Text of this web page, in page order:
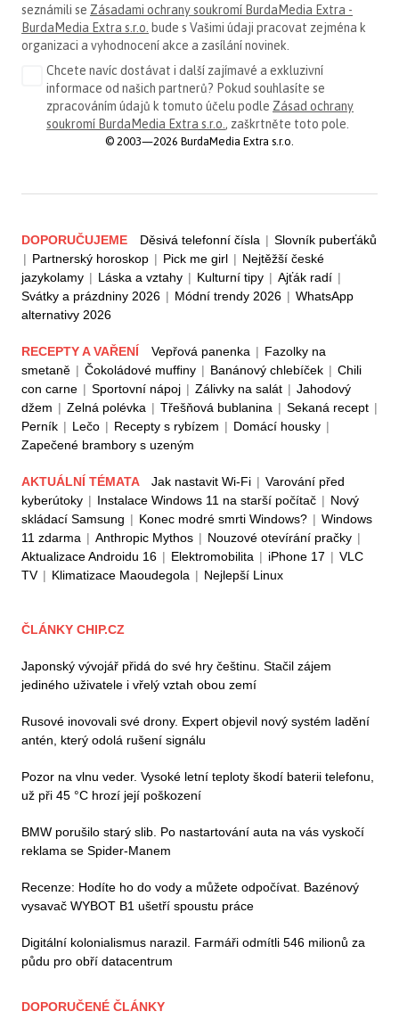
seznámili se Zásadami ochrany soukromí BurdaMedia Extra -
BurdaMedia Extra s.r.o. bude s Vašimi údaji pracovat zejména k
organizaci a vyhodnocení akce a zasílání novinek.
Chcete navíc dostávat i další zajímavé a exkluzivní
informace od našich partnerů? Pokud souhlasíte se
zpracováním údajů k tomuto účelu podle Zásad ochrany
soukromí BurdaMedia Extra s.r.o., zaškrtněte toto pole.
© 2003—2026 BurdaMedia Extra s.r.o.
DOPORUČUJEME Děsivá telefonní čísla | Slovník puberťáků
| Partnerský horoskop | Pick me girl | Nejtěžší české
jazykolamy | Láska a vztahy | Kulturní tipy | Ajťák radí |
Svátky a prázdniny 2026 | Módní trendy 2026 | WhatsApp
alternativy 2026
RECEPTY A VAŘENÍ Vepřová panenka | Fazolky na
smetaně | Čokoládové muffiny | Banánový chlebíček | Chili
con carne | Sportovní nápoj | Zálivky na salát | Jahodový
džem | Zelná polévka | Třešňová bublanina | Sekaná recept |
Perník | Lečo | Recepty s rybízem | Domácí housky |
Zapečené brambory s uzeným
AKTUÁLNÍ TÉMATA Jak nastavit Wi-Fi | Varování před
kyberútoky | Instalace Windows 11 na starší počítač | Nový
skládací Samsung | Konec modré smrti Windows? | Windows
11 zdarma | Anthropic Mythos | Nouzové otevírání pračky |
Aktualizace Androidu 16 | Elektromobilita | iPhone 17 | VLC
TV | Klimatizace Maoudegola | Nejlepší Linux
ČLÁNKY CHIP.CZ
Japonský vývojář přidá do své hry češtinu. Stačil zájem
jediného uživatele i vřelý vztah obou zemí
Rusové inovovali své drony. Expert objevil nový systém ladění
antén, který odolá rušení signálu
Pozor na vlnu veder. Vysoké letní teploty škodí baterii telefonu,
už při 45 °C hrozí její poškození
BMW porušilo starý slib. Po nastartování auta na vás vyskočí
reklama se Spider-Manem
Recenze: Hodíte ho do vody a můžete odpočívat. Bazénový
vysavač WYBOT B1 ušetří spoustu práce
Digitální kolonialismus narazil. Farmáři odmítli 546 milionů za
půdu pro obří datacentrum
DOPORUČENÉ ČLÁNKY